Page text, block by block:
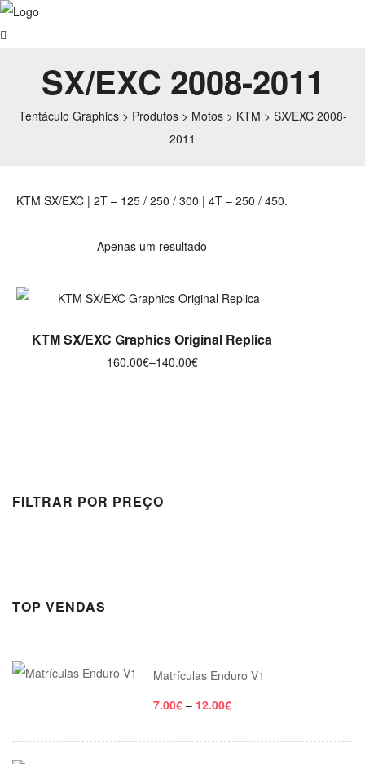
Tentáculo Graphics> Produtos> Motos> KTM > SX/EXC 2008-
2011
SX/EXC 2008-2011
KTM SX/EXC | 2T – 125 / 250 / 300 | 4T – 250 / 450.
Apenas um resultado
VER OPÇÕES
KTM SX/EXC Graphics Original Replica
140.00€
–
160.00€
FILTRAR POR PREÇO
TOP VENDAS
Matrículas Enduro V1
7.00€ – 12.00€